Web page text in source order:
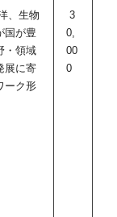
、生物
国が豊
・領域
展に寄
ーク形
3
0,
00
0